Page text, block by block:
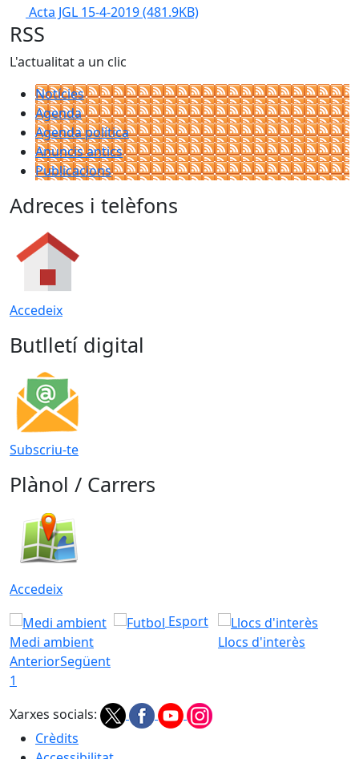
Acta JGL 15-4-2019(481.9KB)
RSS
L'actualitat a un clic
Notícies
Agenda
Agenda política
Anuncis antics
Publicacions
Adreces i telèfons
Accedeix
Butlletí digital
Subscriu-te
Plànol / Carrers
Accedeix
Medi ambient
Esport
Llocs d'interès
AnteriorSegüent
1
Xarxes socials:
Crèdits